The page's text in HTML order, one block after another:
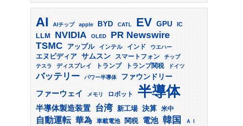
AI AIチップ apple BYD CATL EV GPU IC
LLM NVIDIA OLED PR Newswire
TSMC アップル インテル インド ウエハー
エヌビディア サムスン スマートフォン
チップ
テスラ
ディスプレイ トランプ トランプ関税 ドイツ
バッテリー パワー半導体 ファウンドリー
ファーウェイ メモリ ロボット 半導体
半導体製造装置 台湾 新工場 決算 米中
自動運転 華為 車載電池 関税 電池 韓国 ＡＩ